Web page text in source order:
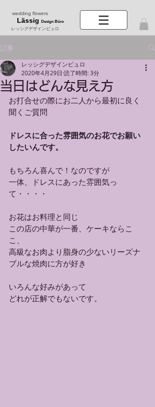
wedding flowers
レッシグデザインビュロ
Lässig Design Büro
記事
当日はどんな見え方
レッシグデザインビュロ
2020年4月29日 読了時間: 3分
お打合せの際にお二人から最初に良く
聞くご質問
ドレスに合った雰囲気のお花でお願い
したいんです。
もちろん喜んで！なのですが
一体、ドレスにあった雰囲気っ
て・・・・
お花はお料理と同じ
この店の中華が一番、ケーキならこ
こ、
高級なお肉より脂身の少ないリーズナ
ブルな焼肉に方が好き
いろんな好みがあって
どれが正解でもないです。